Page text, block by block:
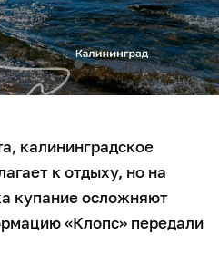
калининградское
к отдыху, но на
купание осложняют
«Клопс» передали